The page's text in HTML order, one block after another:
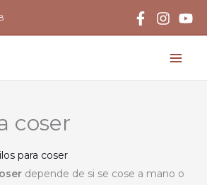
coser
depende de si se cose a mano o